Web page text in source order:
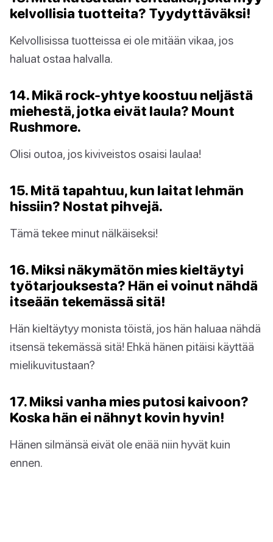
kelvollisia tuotteita? Tyydyttäväksi!
Kelvollisissa tuotteissa ei ole mitään vikaa, jos
haluat ostaa halvalla.
14. Mikä rock-yhtye koostuu neljästä
miehestä, jotka eivät laula? Mount
Rushmore.
Olisi outoa, jos kiviveistos osaisi laulaa!
15. Mitä tapahtuu, kun laitat lehmän
hissiin? Nostat pihvejä.
Tämä tekee minut nälkäiseksi!
16. Miksi näkymätön mies kieltäytyi
työtarjouksesta? Hän ei voinut nähdä
itseään tekemässä sitä!
Hän kieltäytyy monista töistä, jos hän haluaa nähdä
itsensä tekemässä sitä! Ehkä hänen pitäisi käyttää
mielikuvitustaan?
17. Miksi vanha mies putosi kaivoon?
Koska hän ei nähnyt kovin hyvin!
Hänen silmänsä eivät ole enää niin hyvät kuin
ennen.